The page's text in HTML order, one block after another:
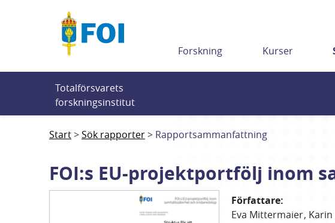
Forskning Kurser
Totalförsvarets
forskningsinstitut
Start Sök rapporter Rapportsammanfattning
FOI:s EU-projektportfölj inom
Författare:
Eva Mittermaier Karin